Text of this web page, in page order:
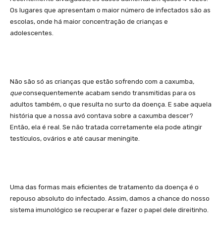
Os lugares que apresentam o maior número de infectados são as
escolas, onde há maior concentração de crianças e
adolescentes.
Não são só as crianças que estão sofrendo com a caxumba,
queconsequentemente acabam sendo transmitidas para os
adultos também, o que resulta no surto da doença. E sabe aquela
história que a nossa avó contava sobre a caxumba descer?
Então, ela é real. Se não tratada corretamente ela pode atingir
testículos, ovários e até causar meningite.
Uma das formas mais eficientes de tratamento da doença é o
repouso absoluto do infectado. Assim, damos a chance do nosso
sistema imunológico se recuperar e fazer o papel dele direitinho.